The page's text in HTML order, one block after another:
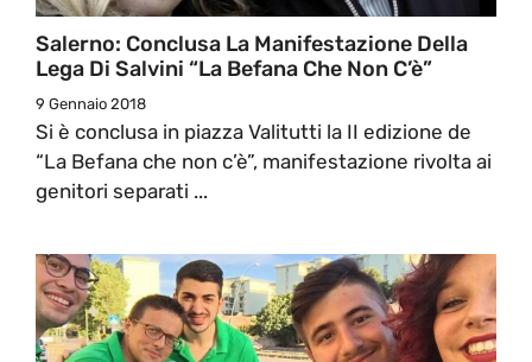
Salerno: Conclusa La Manifestazione Della
Lega Di Salvini “La Befana Che Non C’è”
9 Gennaio 2018
Si è conclusa in piazza Valitutti la II edizione de
“La Befana che non c’è”, manifestazione rivolta ai
genitori separati ...